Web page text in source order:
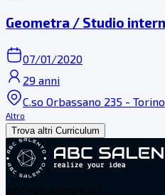
Geometra / Studio
07/01/2020
29 anni
C.so Orbassano 235 - Torino
Altro
Trova altri Curriculum